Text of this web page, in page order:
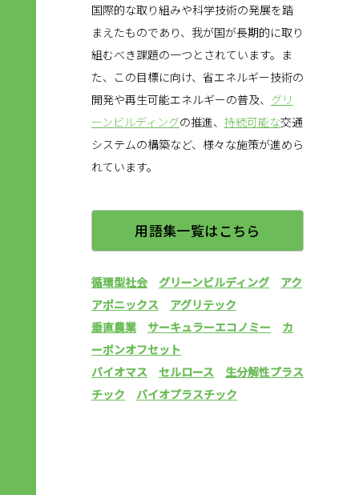
国際的な取り組みや科学技術の発展を踏
まえたものであり、我が国が長期的に取り
組むべき課題の一つとされています。ま
た、この目標に向け、省エネルギー技術の
開発や再生可能エネルギーの普及、 グリ
ーンビルディングの推進、 持続可能な交通
システムの構築など、様々な施策が進めら
れています。
用語集一覧はこちら
循環型社会 グリーンビルディング
アク
アポニックス
アグリテック
垂直農業
サーキュラーエコノミー
カ
ーボンオフセット
バイオマス
セルロース
生分解性プラス
チック
バイオプラスチック